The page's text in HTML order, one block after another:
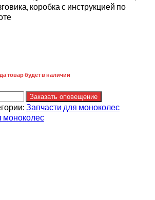
коробка с инструкцией по
товар будет в наличии
Заказать оповещение
Запчасти для моноколес
моноколес